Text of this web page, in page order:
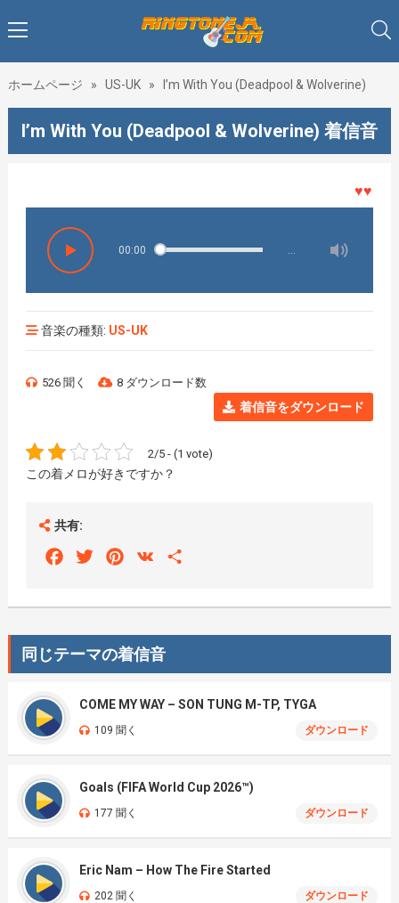
ホームページ » US-UK » I’m With You (Deadpool & Wolverine)
I’m With You (Deadpool & Wolverine) 着信音
♥♥♥着メ
00:00
音楽の種類: US-UK
526 聞く 8 ダウンロード数
着信音をダウンロード
2/5 - (1 vote)
この着メロが好きですか？
共有:
FacebookTwitterPinterest
VK
同じテーマの着信音
COME MY WAY – SON TUNG M-TP, TYGA
109 聞く ダウンロード
Goals (FIFA World Cup 2026™)
177 聞く ダウンロード
Eric Nam – How The Fire Started
202 聞く ダウンロード